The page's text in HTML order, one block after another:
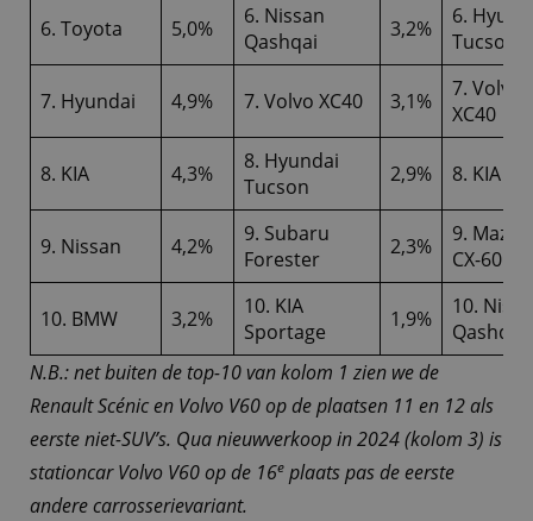
6. Toyota 5,0%
6. Nissan
Qashqai
3,2%
6.
Tucson
7. Hyundai 4,9% 7. Volvo XC40 3,1%
7. Volvo
XC40
8. KIA 4,3%
8. Hyundai
Tucson
2,9% 8. KIA
9. Nissan 4,2%
9. Subaru
Forester
2,3%
9. Mazda
CX-60
10. BMW 3,2%
10. KIA
Sportage
1,9%
10.
Qashqai
N.B.: net buiten de top-10 van kolom 1 zien we de
Renault Scénic en Volvo V60 op de plaatsen 11 en 12 als
eerste niet-SUV’s. Qua nieuwverkoop in 2024 (kolom 3) is
stationcar Volvo V60 op de 16e plaats pas de eerste
andere carrosserievariant.